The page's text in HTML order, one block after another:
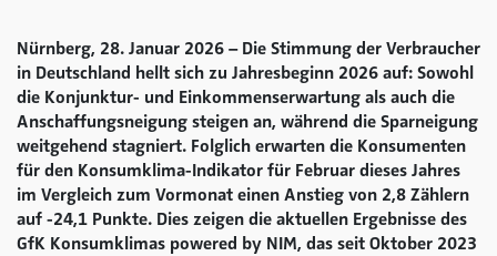
Nürnberg, 28. Januar 2026 – Die Stimmung der Verbraucher
in Deutschland hellt sich zu Jahresbeginn 2026 auf: Sowohl
die Konjunktur- und Einkommenserwartung als auch die
Anschaffungsneigung steigen an, während die Sparneigung
weitgehend stagniert. Folglich erwarten die Konsumenten
für den Konsumklima-Indikator für Februar dieses Jahres
im Vergleich zum Vormonat einen Anstieg von 2,8 Zählern
auf -24,1 Punkte. Dies zeigen die aktuellen Ergebnisse des
GfK Konsumklimas powered by NIM, das seit Oktober 2023